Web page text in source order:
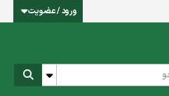
ورود / عضویت